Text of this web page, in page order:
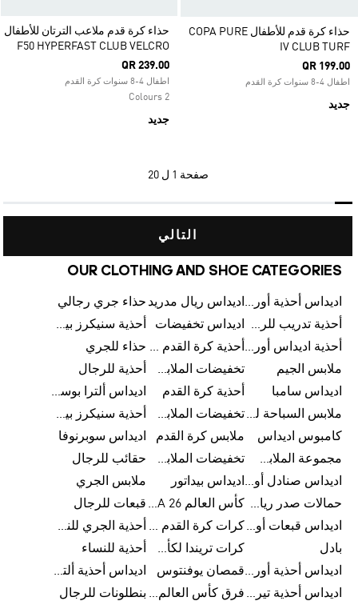
حذاء كرة قدم للأطفال COPA PURE
IV CLUB TURF
QR 199.00
اطفال 4-8 سنوات كرة القدم
جديد
حذاء كرة قدم ملاعب الترتان للأطفال
F50 HYPERFAST CLUB VELCRO
QR 239.00
اطفال 4-8 سنوات كرة القدم
2 Colours
جديد
صفحة 1 ل 20
التالي
OUR CLOTHING AND SHOE CATEGORIES
اديداس أحذية أورجينالز اديداس ريال مدريد حذاء جري رجالي
أحذية تدريب للرجال
اديداس تخفيضات
أحذية سنيكرز بيضاء للرجال
أحذية اديداس أورجينال للنساء
أحذية كرة القدم للرجال حذاء للجري
ملابس الجيم
تخفيضات الملابس للأطفال
أحذية للرجال
اديداس سامبا
أحذية كرة القدم
اديداس ألترا بوست
ملابس السباحة للرجال
تخفيضات الملابس الرياضية
أحذية سنيكرز بيضاء للرجال
كامبوس اديداس
ملابس كرة القدم
اديداس سوبرنوفا
مجموعة الملابس الرياضية
تخفيضات الملابس للرجال
حقائب للرجال
اديداس صنادل أورجينال للنساء اديداس بيداتور
ملابس الجري
حمالات صدر رياضية
كأس العالم FIFA 26™ قبعات للرجال
اديداس قبعات أورجينال للرجال
كرات كرة القدم للرجال
أحذية الجري للنساء
بادل
كرات تريندا لكأس العالم FIFA 26™
أحذية للنساء
اديداس أحذية أورجينال للرجالقمصان يوفنتوس
اديداس أحذية ألترا بوست للرجال
اديداس أحذية تيريكس
فرق كأس العالم FIFA 26™ بنطلونات للرجال